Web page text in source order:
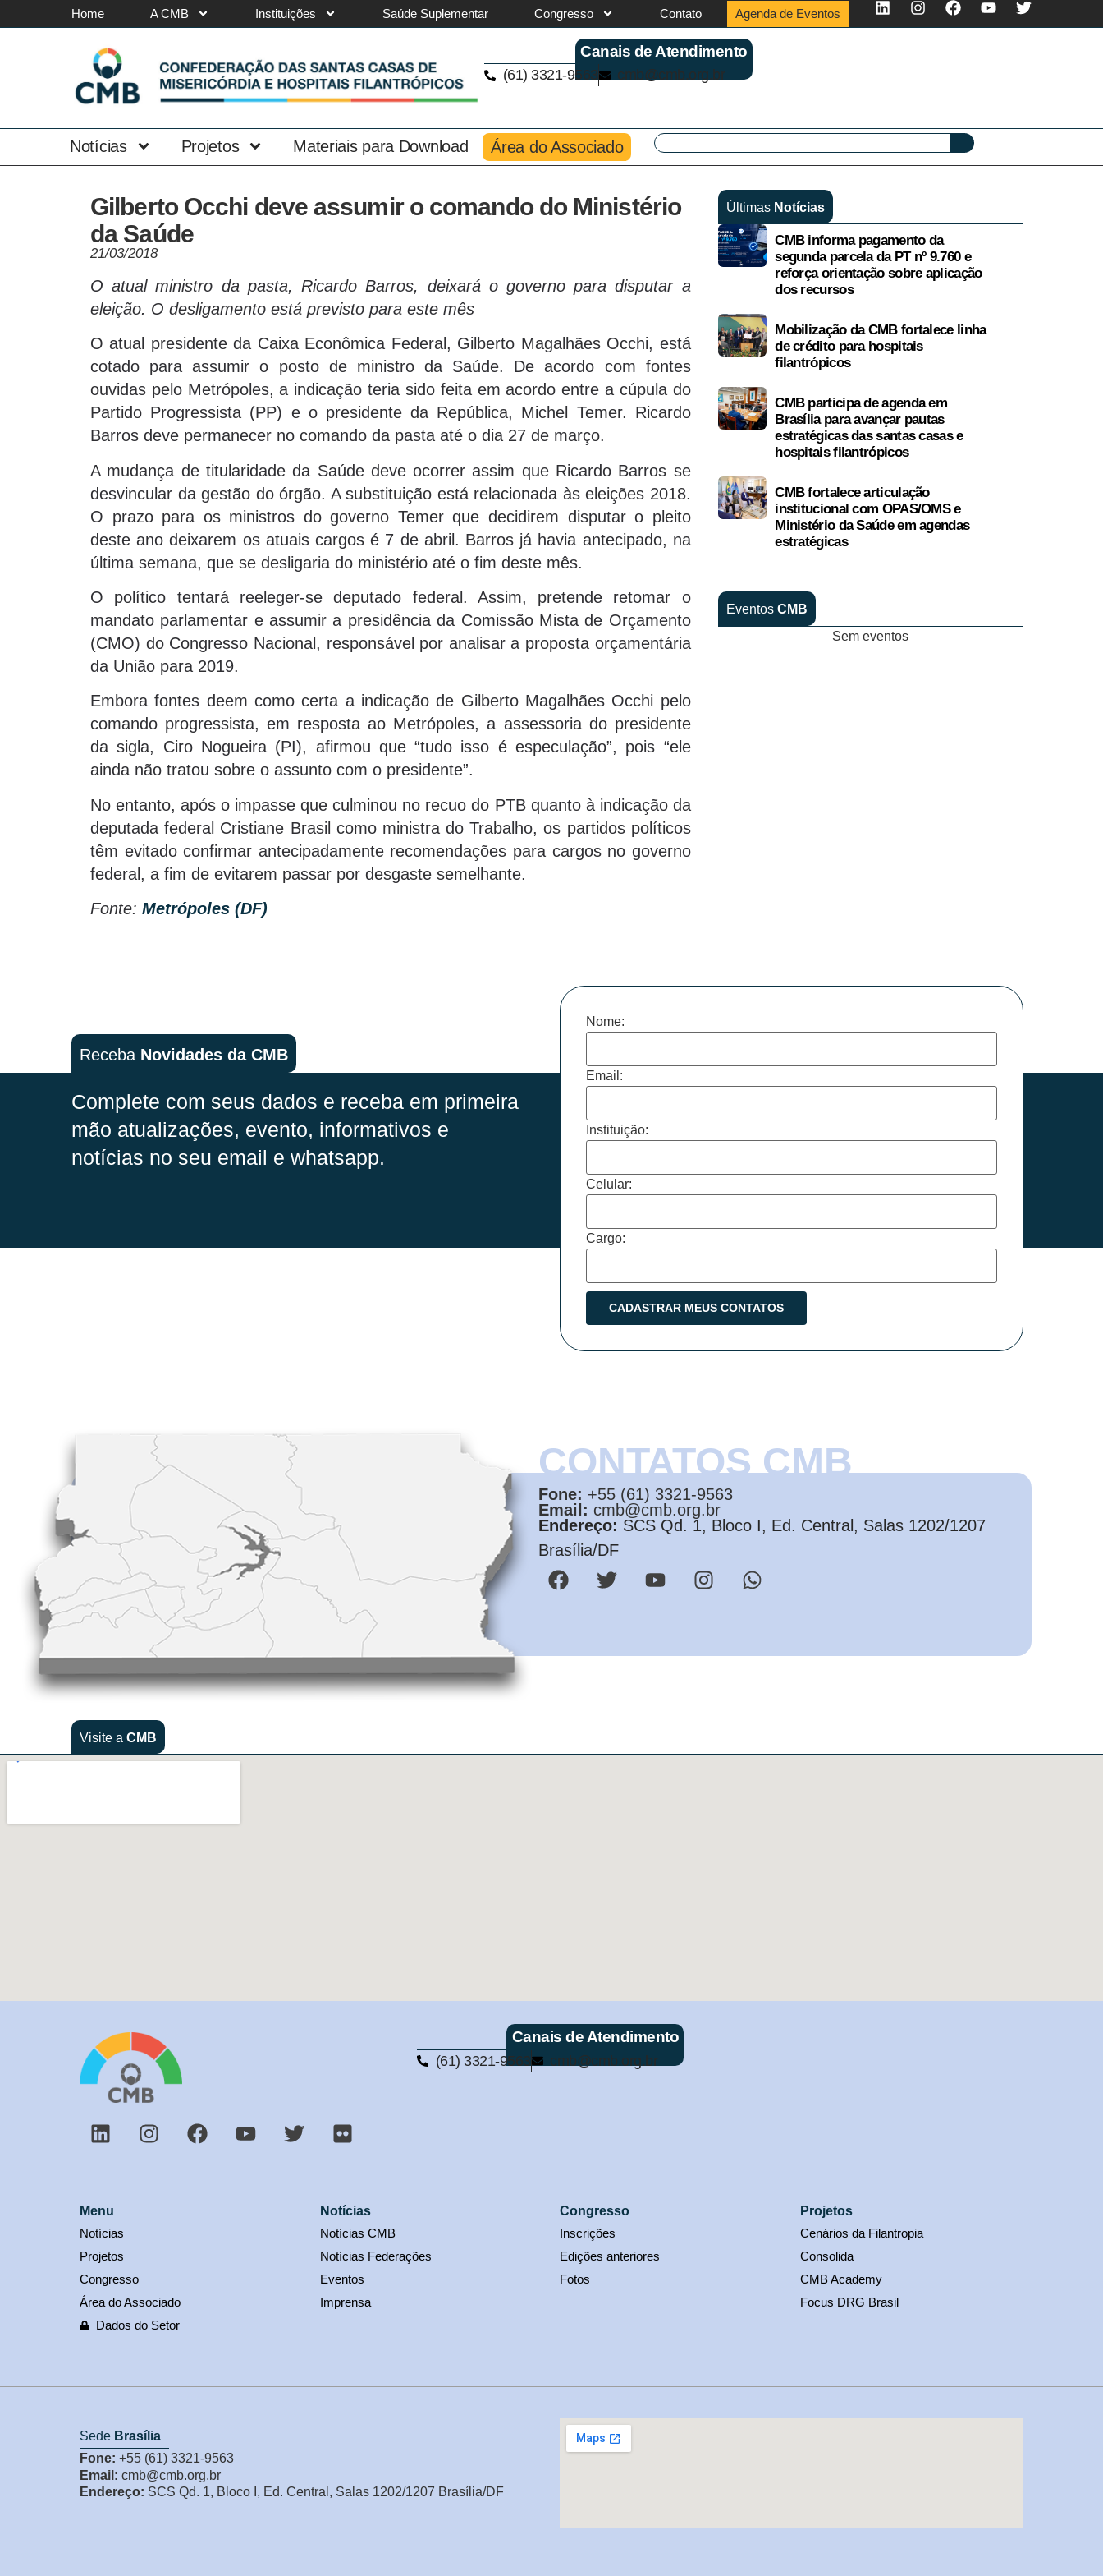
Home A CMB Instituições Saúde Suplementar Congresso Contato Agenda de Eventos
Canais de Atendimento
(61) 3321-9563 cmb@cmb.org.br
Notícias Projetos Materiais para Download Área do Associado
Gilberto Occhi deve assumir o comando do Ministério
da Saúde
21/03/2018
O atual ministro da pasta, Ricardo Barros, deixará o governo para disputar a
eleição. O desligamento está previsto para este mês
O atual presidente da Caixa Econômica Federal, Gilberto Magalhães Occhi, está
cotado para assumir o posto de ministro da Saúde. De acordo com fontes
ouvidas pelo Metrópoles, a indicação teria sido feita em acordo entre a cúpula do
Partido Progressista (PP) e o presidente da República, Michel Temer. Ricardo
Barros deve permanecer no comando da pasta até o dia 27 de março.
A mudança de titularidade da Saúde deve ocorrer assim que Ricardo Barros se
desvincular da gestão do órgão. A substituição está relacionada às eleições 2018.
O prazo para os ministros do governo Temer que decidirem disputar o pleito
deste ano deixarem os atuais cargos é 7 de abril. Barros já havia antecipado, na
última semana, que se desligaria do ministério até o fim deste mês.
O político tentará reeleger-se deputado federal. Assim, pretende retomar o
mandato parlamentar e assumir a presidência da Comissão Mista de Orçamento
(CMO) do Congresso Nacional, responsável por analisar a proposta orçamentária
da União para 2019.
Embora fontes deem como certa a indicação de Gilberto Magalhães Occhi pelo
comando progressista, em resposta ao Metrópoles, a assessoria do presidente
da sigla, Ciro Nogueira (PI), afirmou que “tudo isso é especulação”, pois “ele
ainda não tratou sobre o assunto com o presidente”.
No entanto, após o impasse que culminou no recuo do PTB quanto à indicação da
deputada federal Cristiane Brasil como ministra do Trabalho, os partidos políticos
têm evitado confirmar antecipadamente recomendações para cargos no governo
federal, a fim de evitarem passar por desgaste semelhante.
Fonte: Metrópoles (DF)
Últimas Notícias
CMB informa pagamento da
segunda parcela da PT nº 9.760 e
reforça orientação sobre aplicação
dos recursos
Mobilização da CMB fortalece linha
de crédito para hospitais
filantrópicos
CMB participa de agenda em
Brasília para avançar pautas
estratégicas das santas casas e
hospitais filantrópicos
CMB fortalece articulação
institucional com OPAS/OMS e
Ministério da Saúde em agendas
estratégicas
Eventos CMB
Sem eventos
Receba Novidades da CMB
Complete com seus dados e receba em primeira
mão atualizações, evento, informativos e
notícias no seu email e whatsapp.
Nome:
Email:
Instituição:
Celular:
Cargo:
CONTATOS CMB
Fone: +55 (61) 3321-9563
Email: cmb@cmb.org.br
Endereço: SCS Qd. 1, Bloco I, Ed. Central, Salas 1202/1207
Brasília/DF
Visite a CMB
Canais de Atendimento
(61) 3321-9563 cmb@cmb.org.br
Menu
Notícias
Projetos
Congresso
Área do Associado
Dados do Setor
Notícias
Notícias CMB
Notícias Federações
Eventos
Imprensa
Congresso
Inscrições
Edições anteriores
Fotos
Projetos
Cenários da Filantropia
Consolida
CMB Academy
Focus DRG Brasil
Sede Brasília
Fone: +55 (61) 3321-9563
Email: cmb@cmb.org.br
Endereço: SCS Qd. 1, Bloco I, Ed. Central, Salas 1202/1207 Brasília/DF